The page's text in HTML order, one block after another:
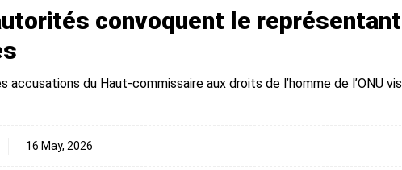
convoquent le
du Haut-commissaire aux droits de l’homme de l’ONU
16 May, 2026